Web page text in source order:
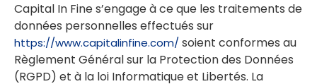
Capital In Fine s’engage à ce que les traitements de
données personnelles effectués sur
https://www.capitalinfine.com/ soient conformes au
Règlement Général sur la Protection des Données
(RGPD) et à la loi Informatique et Libertés. La